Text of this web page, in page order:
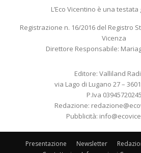
L’Eco Vicentino è una
Registrazione n. 16/2016 del Registro
Vicenza
Direttore Responsabile:
Editore: Valliland
via Lago di Lugano 27 –
P.Iva 03945720245
Redazione:
Pubblicità:
Presentazione Newsletter